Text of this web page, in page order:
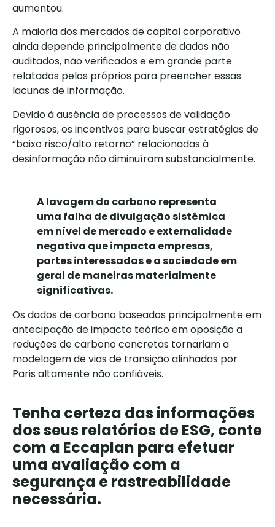
aumentou.
A maioria dos mercados de capital corporativo
ainda depende principalmente de dados não
auditados, não verificados e em grande parte
relatados pelos próprios para preencher essas
lacunas de informação.
Devido à ausência de processos de validação
rigorosos, os incentivos para buscar estratégias de
“baixo risco/alto retorno” relacionadas à
desinformação não diminuíram substancialmente.
A lavagem do carbono representa
uma falha de divulgação sistêmica
em nível de mercado e externalidade
negativa que impacta empresas,
partes interessadas e a sociedade em
geral de maneiras materialmente
significativas.
Os dados de carbono baseados principalmente em
antecipação de impacto teórico em oposição a
reduções de carbono concretas tornariam a
modelagem de vias de transição alinhadas por
Paris altamente não confiáveis.
Tenha certeza das informações
dos seus relatórios de ESG, conte
com a Eccaplan para efetuar
uma avaliação com a
segurança e rastreabilidade
necessária.